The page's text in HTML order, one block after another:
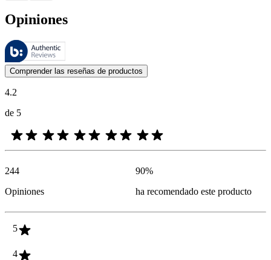
Opiniones
Estas reseñas las gestiona Bazaarvoice y cumplen con la política de
Las opiniones de los clientes en forma de reseñas de productos y
Comprender las reseñas de productos
4.2
de 5
244
Opiniones
90%
ha recomendado este producto
5
4